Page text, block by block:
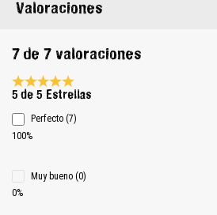
Valoraciones
7 de 7 valoraciones
Calificación promedio de 5 de 5 estrellas
5 de 5 Estrellas
Perfecto (7)
100%
Muy bueno (0)
0%